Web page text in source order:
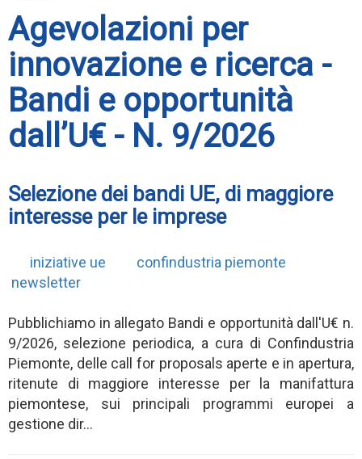
Agevolazioni per
innovazione e ricerca -
Bandi e opportunità
dall’U€ - N. 9/2026
Selezione dei bandi UE, di maggiore
interesse per le imprese
iniziative ue
confindustria piemonte
newsletter
Pubblichiamo in allegato Bandi e opportunità dall'U€ n.
9/2026, selezione periodica, a cura di Confindustria
Piemonte, delle call for proposals aperte e in apertura,
ritenute di maggiore interesse per la manifattura
piemontese, sui principali programmi europei a
gestione dir...